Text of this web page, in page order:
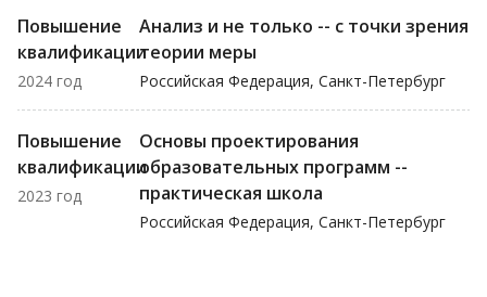
Повышение
квалификации
2024 год
Анализ и не только -- с точки зрения
теории меры
Российская Федерация, Санкт-Петербург
Повышение
квалификации
2023 год
Основы проектирования
образовательных программ --
практическая школа
Российская Федерация, Санкт-Петербург